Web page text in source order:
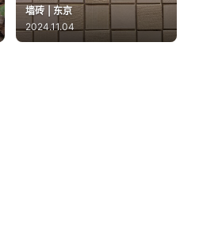
墙砖 | 东京
2024.11.04